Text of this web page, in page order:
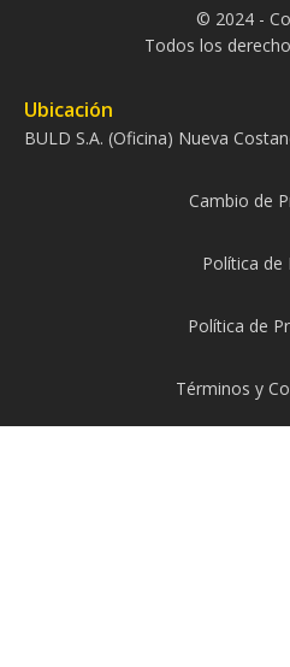
© 2024 -
Todos los
Ubicación
BULD S.A. (Oficina) Nueva
Cambio de
Política de
Política de
Términos y